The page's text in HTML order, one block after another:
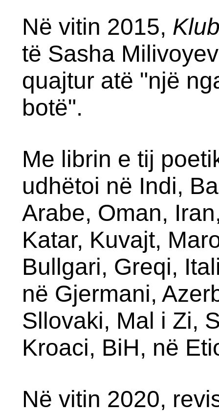
Në vitin 2015,
të Sasha
quajtur atë "një
botë".
Me librin e tij
udhëtoi në Indi,
Arabe, Oman,
Katar, Kuvajt,
Bullgari, Greqi,
në Gjermani,
Sllovaki, Mal i Zi,
Kroaci, BiH, në
Në vitin 2020,